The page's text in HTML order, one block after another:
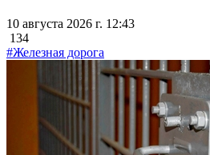
10 августа 2026 г. 12:43
134
#Железная дорога